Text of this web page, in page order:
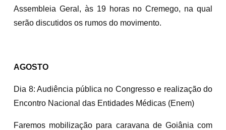
Assembleia Geral, às 19 horas no Cremego, na qual
serão discutidos os rumos do movimento.
AGOSTO
Dia 8: Audiência pública no Congresso e realização do
Encontro Nacional das Entidades Médicas (Enem)
Faremos mobilização para caravana de Goiânia com